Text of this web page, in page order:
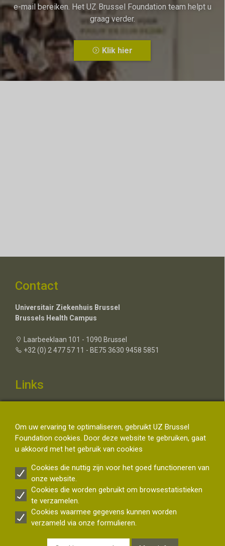
Om uw ervaring te optimaliseren, gebruikt UZ Brussel
Foundation cookies. Door deze website te gebruiken, gaat
u akkoord met het gebruik van cookies
Cookies die nuttig zijn voor het goed functioneren van
onze website.
Cookies die worden gebruikt om browsestatistieken
te verzamelen.
Cookies waarmee gegevens kunnen worden
verzameld via onze formulieren.
e-mail bereiken. Het UZ Brussel Foundation team helpt u
graag verder.
Klik hier
Contact
Universitair Ziekenhuis Brussel
Brussels Health Campus
Laarbeeklaan 101 - 1090 Brussel
+32 (0) 2 477 57 11 - BE75 3630 9458 5851
Links
FAQ Fiscaal Attest
Disclaimer
Privacyverklaring schenkers UZ Brussel - Bescherming van
Volg ons